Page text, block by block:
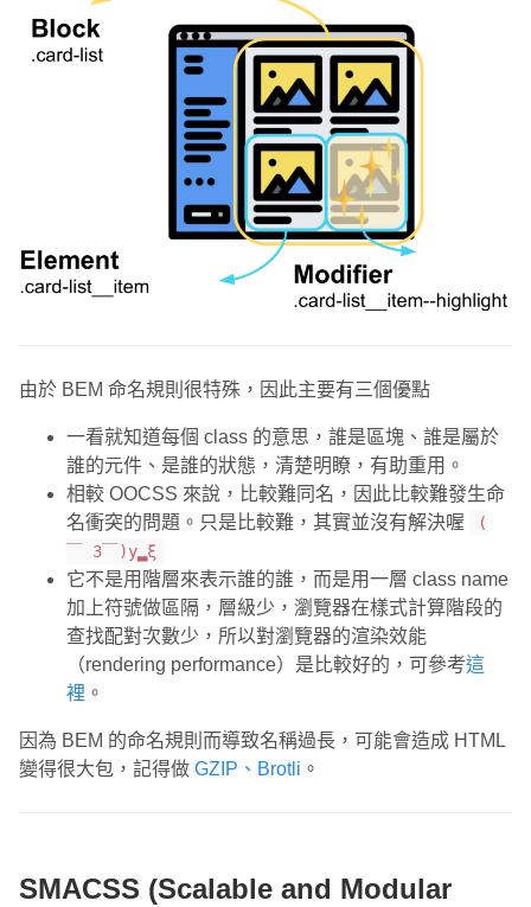
由於 BEM 命名規則很特殊，因此主要有三個優點
一看就知道每個 class 的意思，誰是區塊、誰是屬於
誰的元件、是誰的狀態，清楚明瞭，有助重用。
相較 OOCSS 來說，比較難同名，因此比較難發生命
名衝突的問題。只是比較難，其實並沒有解決喔
(
￣ 3￣)y▂ξ
它不是用階層來表示誰的誰，而是用一層 class name
加上符號做區隔，層級少，瀏覽器在樣式計算階段的
查找配對次數少，所以對瀏覽器的渲染效能
（rendering performance）是比較好的，可參考這
裡 。
因為 BEM 的命名規則而導致名稱過長，可能會造成 HTML
變得很大包，記得做 GZIP、Brotli 。
SMACSS (Scalable and Modular